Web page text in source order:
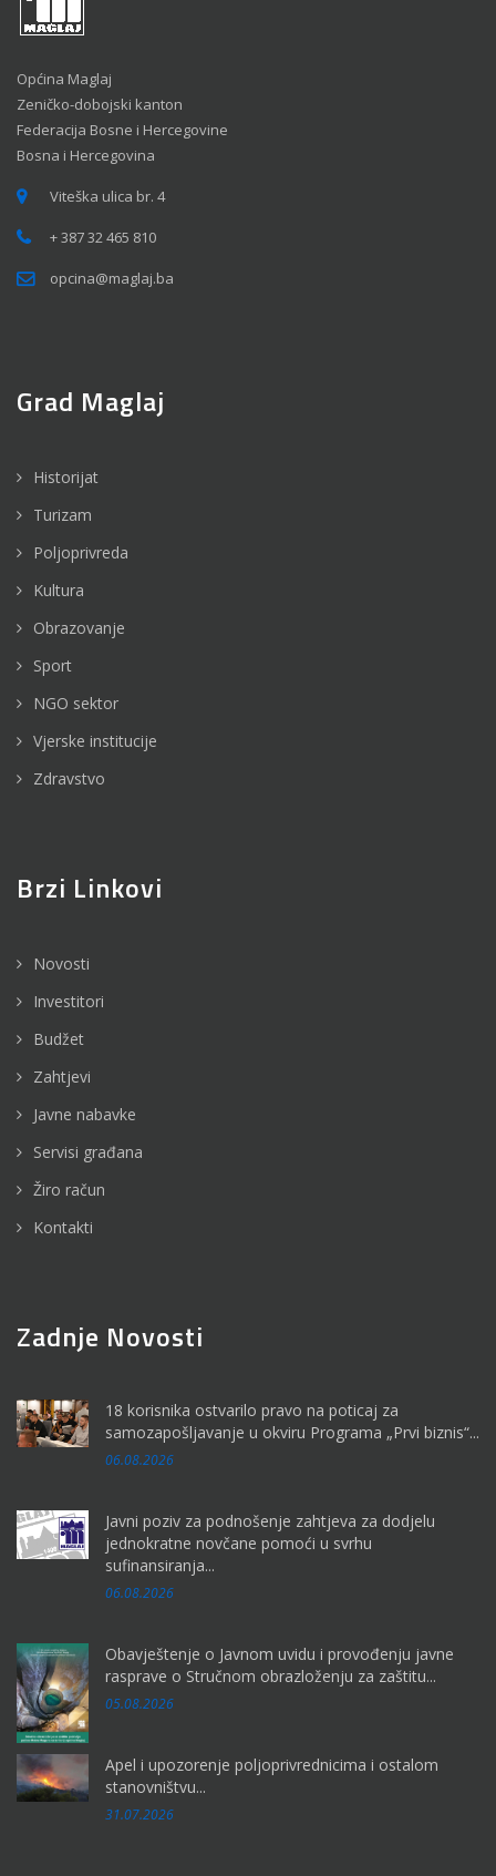
Općina Maglaj
Zeničko-dobojski kanton
Federacija Bosne i Hercegovine
Bosna i Hercegovina
Viteška ulica br. 4
+ 387 32 465 810
opcina@maglaj.ba
Grad Maglaj
Historijat
Turizam
Poljoprivreda
Kultura
Obrazovanje
Sport
NGO sektor
Vjerske institucije
Zdravstvo
Brzi Linkovi
Novosti
Investitori
Budžet
Zahtjevi
Javne nabavke
Servisi građana
Žiro račun
Kontakti
Zadnje Novosti
18 korisnika ostvarilo pravo na poticaj za
samozapošljavanje u okviru Programa „Prvi biznis“...
06.08.2026
Javni poziv za podnošenje zahtjeva za dodjelu
jednokratne novčane pomoći u svrhu
sufinansiranja...
06.08.2026
Obavještenje o Javnom uvidu i provođenju javne
rasprave o Stručnom obrazloženju za zaštitu...
05.08.2026
Apel i upozorenje poljoprivrednicima i ostalom
stanovništvu...
31.07.2026